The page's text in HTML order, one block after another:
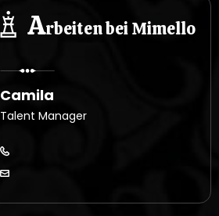
Arbeiten bei Mimello
Camila
Talent Manager